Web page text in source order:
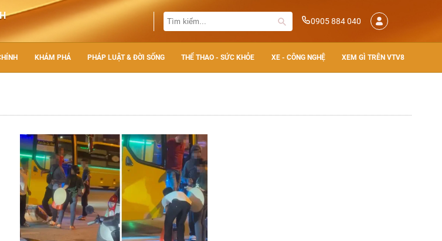
0905 884 040
KHÁM PHÁ PHÁP LUẬT & ĐỜI SỐNG THỂ THAO - SỨC KHỎE XE - CÔNG NGHỆ XEM GÌ TRÊN VTV8